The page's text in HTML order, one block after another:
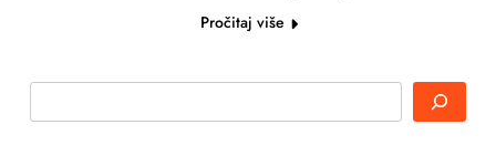
Pročitaj više